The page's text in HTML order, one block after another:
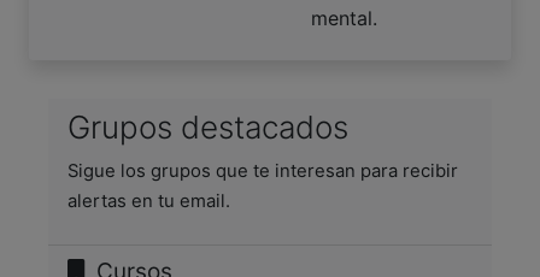
mental.
Grupos destacados
Sigue los grupos que te interesan para recibir
alertas en tu email.